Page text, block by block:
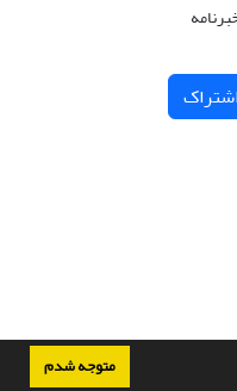
متوجه شدم
اشتراک